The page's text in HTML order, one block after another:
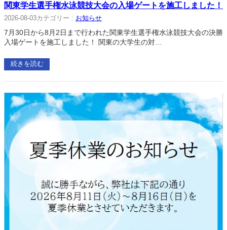
関東学生選手権水泳競技大会の入場ゲートを施工しました！
2026-08-03カテゴリー : お知らせ
7月30日から8月2日まで行われた関東学生選手権水泳競技大会の決勝
入場ゲートを施工しました！ 関東の大学生の対…
続きを読む